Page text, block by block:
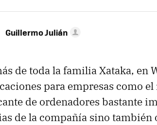
Guillermo Julián
de toda la familia Xataka, en
para empresas como el
de ordenadores bastante
de la compañía sino también